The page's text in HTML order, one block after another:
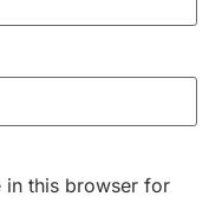
in this browser for